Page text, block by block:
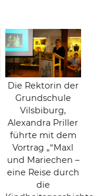
Die Rektorin der
Grundschule
Vilsbiburg,
Alexandra Priller
führte mit dem
Vortrag „“Maxl
und Mariechen –
eine Reise durch
die